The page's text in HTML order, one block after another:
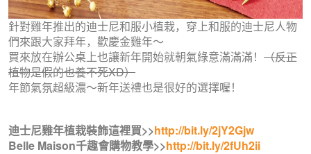
針對雞年推出的迪士尼和服小植栽，穿上和服的迪士尼人物
們來跟大家拜年，歡慶金雞年～
買來放在辦公桌上也讓新年開始就朝氣綠意滿滿滿！ （反正
植物是假的也養不死XD）
年節氣氛超級濃～新年送禮也是很好的選擇喔！
迪士尼雞年植栽裝飾這裡買>>http://bit.ly/2jY2Gjw
Belle Maison千趣會購物教學>>http://bit.ly/2fUh2ii